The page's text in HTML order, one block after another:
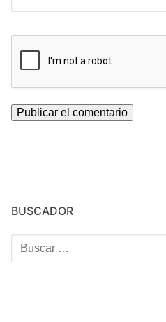
BUSCADOR
Buscar: